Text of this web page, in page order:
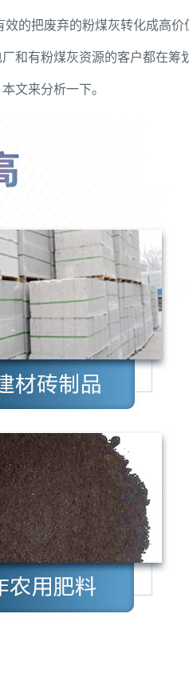
效的把废弃的粉煤灰转化成高价
和有粉煤灰资源的客户都在筹
文来分析一下。